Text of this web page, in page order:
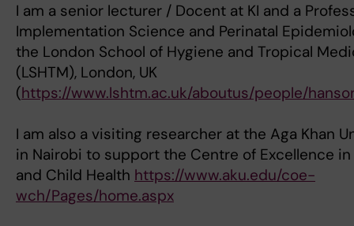
I am a senior lecturer / Docent at KI and a
Implementation Science and Perinatal
the London School of Hygiene and Tropical
(LSHTM), London, UK
(https://www.lshtm.ac.uk/aboutus/people/
I am also a visiting researcher at the Aga Khan
in Nairobi to support the Centre of Excellence in
and Child Health https://www.aku.edu/coe-
wch/Pages/home.aspx